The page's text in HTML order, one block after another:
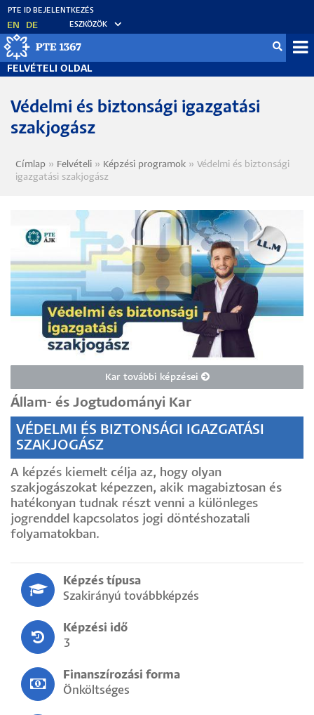
Ugrás
tartalomra
EN DE ESZKÖZÖK
FELVÉTELI OLDAL
Védelmi és biztonsági igazgatási
szakjogász
Morzsa
Címlap Felvételi Képzési programok
Védelmi és biztonsági
igazgatási szakjogász
Kar további képzései
Állam- és Jogtudományi Kar
VÉDELMI ÉS BIZTONSÁGI IGAZGATÁSI
SZAKJOGÁSZ
A képzés kiemelt célja az, hogy olyan
szakjogászokat képezzen, akik magabiztosan és
hatékonyan tudnak részt venni a különleges
jogrenddel kapcsolatos jogi döntéshozatali
folyamatokban.
Képzés típusa
Szakirányú továbbképzés
Képzési idő
3
Finanszírozási forma
Önköltséges